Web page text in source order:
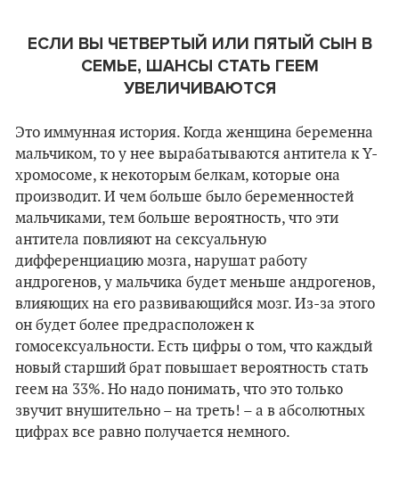
ЕСЛИ ВЫ ЧЕТВЕРТЫЙ ИЛИ ПЯТЫЙ СЫН В
СЕМЬЕ, ШАНСЫ СТАТЬ ГЕЕМ
УВЕЛИЧИВАЮТСЯ
Это иммунная история. Когда женщина беременна
мальчиком, то у нее вырабатываются антитела к Y-
хромосоме, к некоторым белкам, которые она
производит. И чем больше было беременностей
мальчиками, тем больше вероятность, что эти
антитела повлияют на сексуальную
дифференциацию мозга, нарушат работу
андрогенов, у мальчика будет меньше андрогенов,
влияющих на его развивающийся мозг. Из-за этого
он будет более предрасположен к
гомосексуальности. Есть цифры о том, что каждый
новый старший брат повышает вероятность стать
геем на 33%. Но надо понимать, что это только
звучит внушительно – на треть! – а в абсолютных
цифрах все равно получается немного.